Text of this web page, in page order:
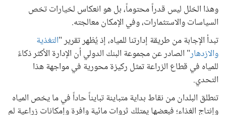
وهذا الخلل ليس قدراً محتوماً، بل هو انعكاس لخيارات تخص
السياسات والاستثمارات، وفي الإمكان معالجته.
تبدأ الإجابة من طريقة إدارتنا للمياه، إذ يُظهر تقرير "التغذية
والازدهار" الصادر عن مجموعة البنك الدولي أن الإدارة الأكثر ذكاءً
للمياه في قطاع الزراعة تمثل ركيزة محورية في مواجهة هذا
التحدي.
تنطلق البلدان من نقاط بداية متباينة تبايناً حاداً في ما يخص المياه
وإنتاج الغذاء؛ فبعضها يمتلك ثروات مائية وافرة وإمكانات زراعية لم